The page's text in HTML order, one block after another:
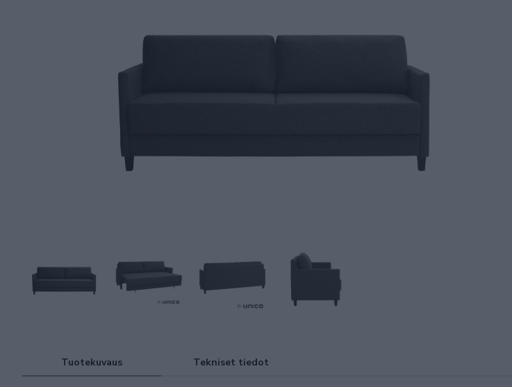
Tuotekuvaus Tekniset tiedot